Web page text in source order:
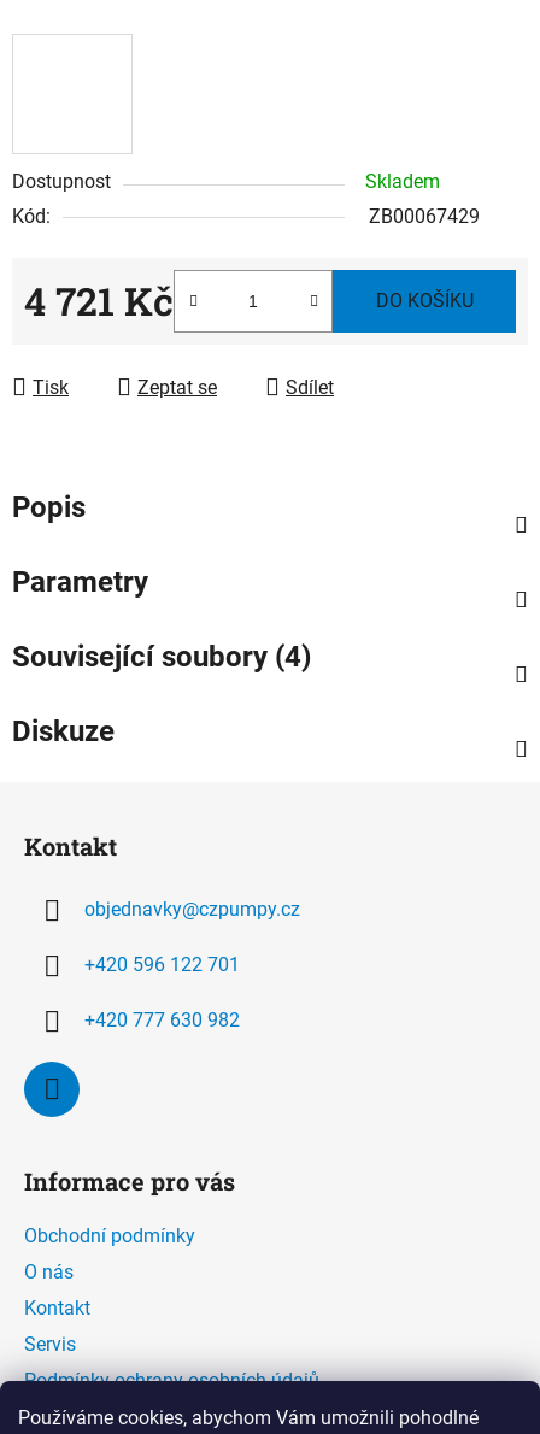
Používáme cookies, abychom Vám umožnili pohodlné
Dostupnost
Skladem
Kód:
ZB00067429
4 721 Kč DO KOŠÍKU
Tisk Zeptat se Sdílet
Popis
Parametry
Související soubory (4)
Diskuze
Kontakt
objednavky@czpumpy.cz
+420 596 122 701
+420 777 630 982
Informace pro vás
Obchodní podmínky
O nás
Kontakt
Servis
Podmínky ochrany osobních údajů
Kontaktní formulář